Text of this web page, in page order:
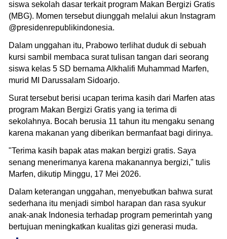
siswa sekolah dasar terkait program Makan Bergizi Gratis
(MBG). Momen tersebut diunggah melalui akun Instagram
@presidenrepublikindonesia.
Dalam unggahan itu, Prabowo terlihat duduk di sebuah
kursi sambil membaca surat tulisan tangan dari seorang
siswa kelas 5 SD bernama Alkhalifi Muhammad Marfen,
murid MI Darussalam Sidoarjo.
Surat tersebut berisi ucapan terima kasih dari Marfen atas
program Makan Bergizi Gratis yang ia terima di
sekolahnya. Bocah berusia 11 tahun itu mengaku senang
karena makanan yang diberikan bermanfaat bagi dirinya.
"Terima kasih bapak atas makan bergizi gratis. Saya
senang menerimanya karena makanannya bergizi," tulis
Marfen, dikutip Minggu, 17 Mei 2026.
Dalam keterangan unggahan, menyebutkan bahwa surat
sederhana itu menjadi simbol harapan dan rasa syukur
anak-anak Indonesia terhadap program pemerintah yang
bertujuan meningkatkan kualitas gizi generasi muda.